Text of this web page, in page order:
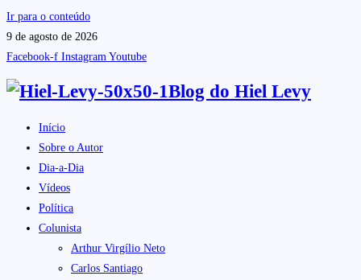
Ir para o conteúdo
9 de agosto de 2026
Facebook-f Instagram Youtube
Blog do Hiel Levy
Início
Sobre o Autor
Dia-a-Dia
Vídeos
Política
Colunista
Arthur Virgílio Neto
Carlos Santiago